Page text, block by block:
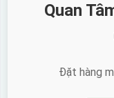
Quan
Đặt hàng